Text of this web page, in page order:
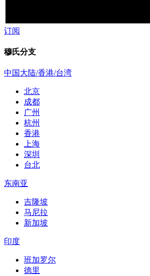
订阅
穆氏分支
中国大陆/香港/台湾
北京
成都
广州
杭州
香港
上海
深圳
台北
东南亚
吉隆坡
马尼拉
新加坡
印度
班加罗尔
德里